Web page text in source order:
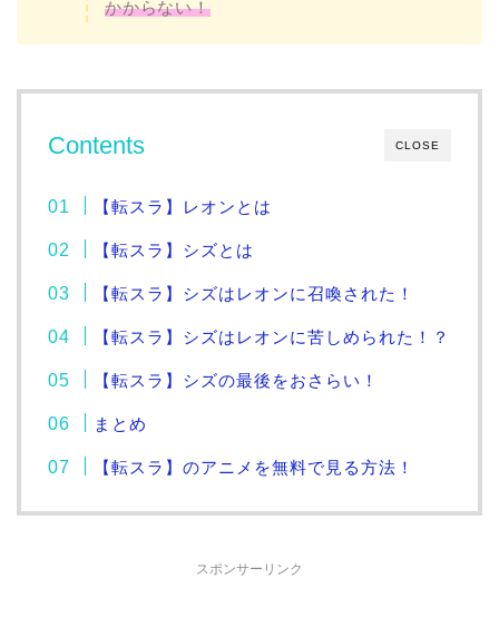
かからない！
CLOSE
Contents
【転スラ】レオンとは
【転スラ】シズとは
【転スラ】シズはレオンに召喚された！
【転スラ】シズはレオンに苦しめられた！？
【転スラ】シズの最後をおさらい！
まとめ
【転スラ】のアニメを無料で見る方法！
スポンサーリンク